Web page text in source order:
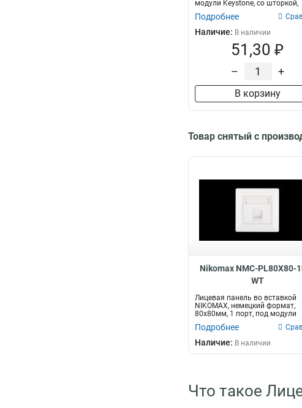
модули Keystone, со шторкой,
наклонная...
Подробнее
Наличие: В наличии
51,30 ₽
– +
В корзину
Товар снятый с
Nikomax NMC-PL80X80-
WT
Лицевая панель во вставкой
NIKOMAX, немецкий формат,
80x80мм, 1 порт, под модули
Keystone, с по...
Подробнее
Наличие: В наличии
Что такое